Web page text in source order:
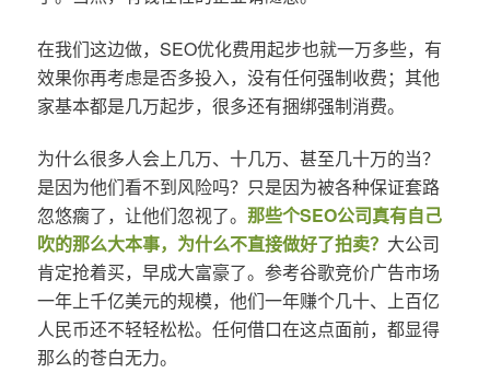
在我们这边做，SEO优化费用起步也就一万多些，有
效果你再考虑是否多投入，没有任何强制收费；其他
家基本都是几万起步，很多还有捆绑强制消费。
为什么很多人会上几万、十几万、甚至几十万的当？
是因为他们看不到风险吗？只是因为被各种保证套路
忽悠瘸了，让他们忽视了。 那些个SEO公司真有自己
吹的那么大本事，为什么不直接做好了拍卖？ 大公司
肯定抢着买，早成大富豪了。参考谷歌竞价广告市场
一年上千亿美元的规模，他们一年赚个几十、上百亿
人民币还不轻轻松松。任何借口在这点面前，都显得
那么的苍白无力。